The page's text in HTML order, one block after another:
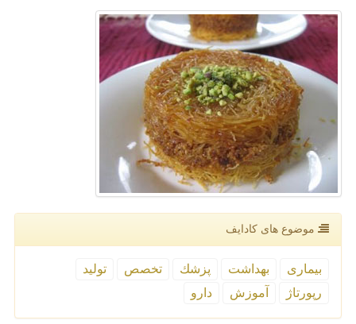
موضوع های كادایف
بیماری بهداشت پزشك تخصص
تولید
رپورتاژ
آموزش دارو